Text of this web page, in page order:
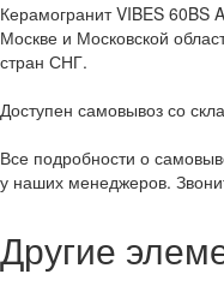
Керамогранит VIBES 60BS
Москве и Московской
стран СНГ.
Доступен самовывоз со
Все подробности о
у наших менеджеров.
Другие